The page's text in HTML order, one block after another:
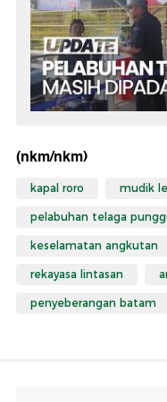
(nkm/nkm)
kapal roro mudik
pelabuhan telaga
keselamatan angkutan
rekayasa lintasan
penyeberangan batam